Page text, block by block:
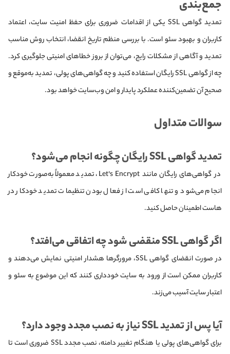
جمع‌بندی
تمدید گواهی SSL یکی از اقدامات ضروری برای حفظ امنیت سایت، اعتماد
کاربران و بهبود سئو است. با بررسی منظم تاریخ انقضا، انتخاب روش مناسب
تمدید و آگاهی از مشکلات رایج، می‌توان از بروز خطاهای امنیتی جلوگیری کرد.
چه از گواهی SSL رایگان استفاده کنید و چه گواهی‌های پولی، تمدید به‌موقع و
صحیح آن تضمین‌کننده عملکرد پایدار و امن وب‌سایت خواهد بود.
سوالات متداول
تمدید گواهی SSL رایگان چگونه انجام می‌شود؟
در گواهی‌های رایگان مانند Let’s Encrypt، تمدید معمولاً به‌صورت خودکار
انجام می‌شود و تنها کافی است از فعال بودن تنظیمات تمدید خودکار در
هاست اطمینان حاصل کنید.
اگر گواهی SSL منقضی شود چه اتفاقی می‌افتد؟
در صورت انقضای گواهی SSL، مرورگرها هشدار امنیتی نمایش می‌دهند و
کاربران ممکن است از ورود به سایت خودداری کنند که این موضوع به سئو و
اعتبار سایت آسیب می‌زند.
آیا پس از تمدید SSL نیاز به نصب مجدد وجود دارد؟
برای گواهی‌های پولی یا هنگام تغییر دامنه، نصب مجدد SSL ضروری است تا